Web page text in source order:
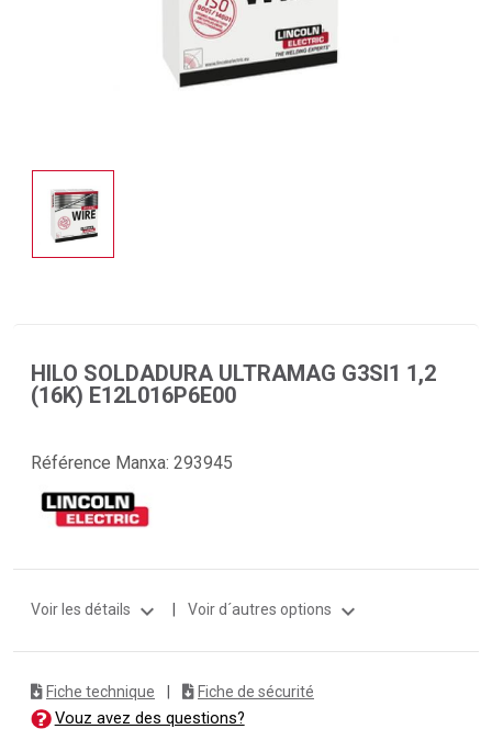
HILO SOLDADURA ULTRAMAG G3SI1 1,2
(16K) E12L016P6E00
Référence Manxa: 293945
Voir les détails expand_more Voir d´autres options expand_more
Fiche technique Fiche de sécurité
Vouz avez des questions?